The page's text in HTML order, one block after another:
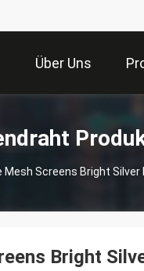
Über Uns
Mesh Screens Bright Silver
Bright